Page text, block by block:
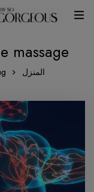
massage
المنزل